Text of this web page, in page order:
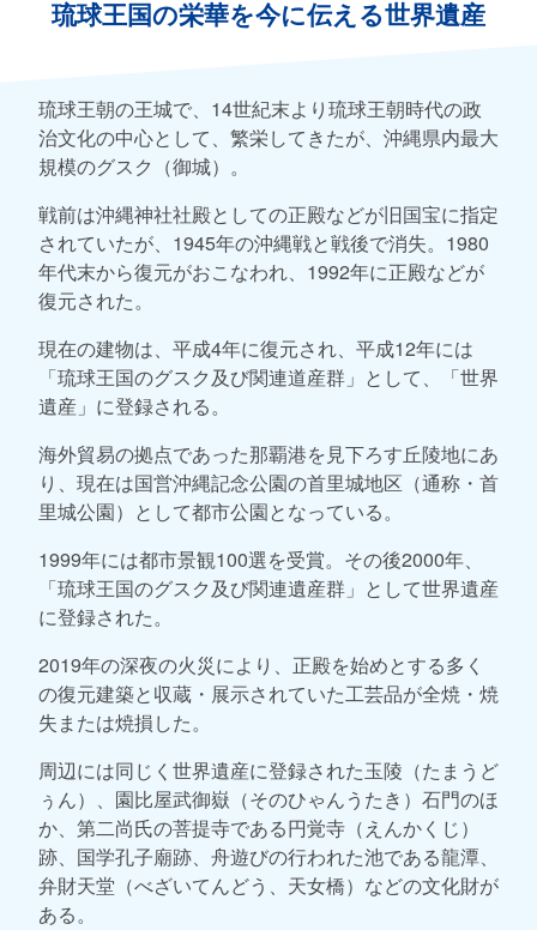
琉球王国の栄華を今に伝える世界遺産
琉球王朝の王城で、14世紀末より琉球王朝時代の政
治文化の中心として、繁栄してきたが、沖縄県内最大
規模のグスク（御城）。
戦前は沖縄神社社殿としての正殿などが旧国宝に指定
されていたが、1945年の沖縄戦と戦後で消失。1980
年代末から復元がおこなわれ、1992年に正殿などが
復元された。
現在の建物は、平成4年に復元され、平成12年には
「琉球王国のグスク及び関連道産群」として、「世界
遺産」に登録される。
海外貿易の拠点であった那覇港を見下ろす丘陵地にあ
り、現在は国営沖縄記念公園の首里城地区（通称・首
里城公園）として都市公園となっている。
1999年には都市景観100選を受賞。その後2000年、
「琉球王国のグスク及び関連遺産群」として世界遺産
に登録された。
2019年の深夜の火災により、正殿を始めとする多く
の復元建築と収蔵・展示されていた工芸品が全焼・焼
失または焼損した。
周辺には同じく世界遺産に登録された玉陵（たまうど
ぅん）、園比屋武御嶽（そのひゃんうたき）石門のほ
か、第二尚氏の菩提寺である円覚寺（えんかくじ）
跡、国学孔子廟跡、舟遊びの行われた池である龍潭、
弁財天堂（べざいてんどう、天女橋）などの文化財が
ある。